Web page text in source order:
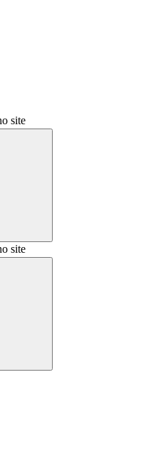
site
site